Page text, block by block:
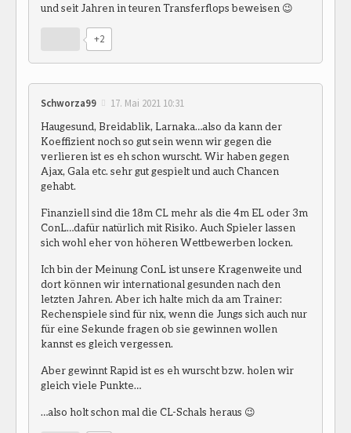
und seit Jahren in teuren Transferflops beweisen 😉
+2
Schworza99 17. Mai 2021 10:31
Haugesund, Breidablik, Larnaka…also da kann der
Koeffizient noch so gut sein wenn wir gegen die
verlieren ist es eh schon wurscht. Wir haben gegen
Ajax, Gala etc. sehr gut gespielt und auch Chancen
gehabt.
Finanziell sind die 18m CL mehr als die 4m EL oder 3m
ConL…dafür natürlich mit Risiko. Auch Spieler lassen
sich wohl eher von höheren Wettbewerben locken.
Ich bin der Meinung ConL ist unsere Kragenweite und
dort können wir international gesunden nach den
letzten Jahren. Aber ich halte mich da am Trainer:
Rechenspiele sind für nix, wenn die Jungs sich auch nur
für eine Sekunde fragen ob sie gewinnen wollen
kannst es gleich vergessen.
Aber gewinnt Rapid ist es eh wurscht bzw. holen wir
gleich viele Punkte…
…also holt schon mal die CL-Schals heraus 😉